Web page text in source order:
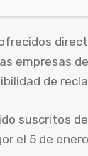
empresas
de
suscritos
el 5 de